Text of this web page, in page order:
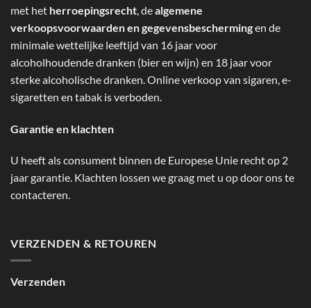
met het herroepingsrecht , dealgemene
verkoopsvoorwaarden en gegevensbeschermingen de
minimale wettelijke leeftijd van 16 jaar voor
alcoholhoudende dranken (bier en wijn) en 18 jaar voor
sterke alcoholische dranken. Online verkoop van sigaren, e-
sigaretten en tabak is verboden.
Garantie en klachten
U heeft als consument binnen de Europese Unie recht op 2
jaar garantie. Klachten lossen we graag met u op door ons te
contacteren.
VERZENDEN & RETOUREN
Verzenden